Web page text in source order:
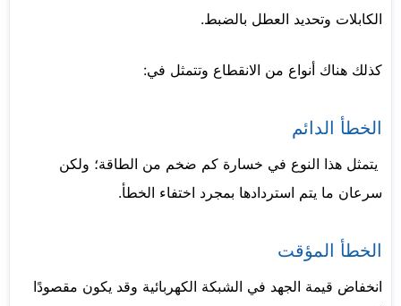
الكابلات وتحديد العطل بالضبط.
كذلك هناك أنواع من الانقطاع وتتمثل في:
الخطأ الدائم
يتمثل هذا النوع في خسارة كم ضخم من الطاقة؛ ولكن
سرعان ما يتم استردادها بمجرد اختفاء الخطأ.
الخطأ المؤقت
انخفاض قيمة الجهد في الشبكة الكهربائية وقد يكون مقصودًا